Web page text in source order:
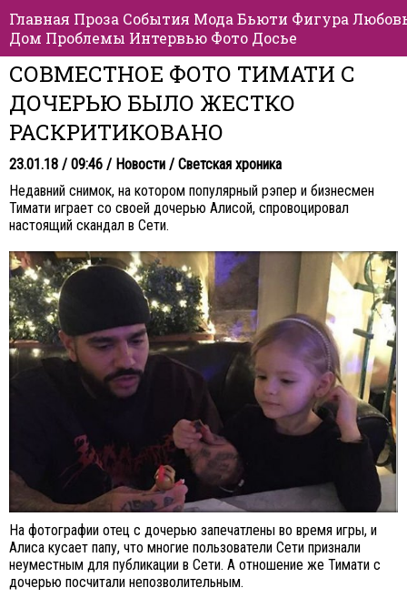
Главная Проза События Мода Бьюти Фигура
Дом Проблемы Интервью Фото Досье
СОВМЕСТНОЕ ФОТО ТИМАТИ С
ДОЧЕРЬЮ БЫЛО ЖЕСТКО
РАСКРИТИКОВАНО
23.01.18 / 09:46 / Новости / Светская хроника
Недавний снимок, на котором популярный рэпер и бизнесмен
Тимати играет со своей дочерью Алисой, спровоцировал
настоящий скандал в Сети.
На фотографии отец с дочерью запечатлены во время игры, и
Алиса кусает папу, что многие пользователи Сети признали
неуместным для публикации в Сети. А отношение же Тимати с
дочерью посчитали непозволительным.